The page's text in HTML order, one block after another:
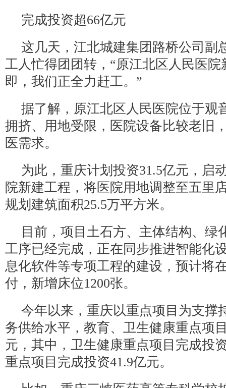
完成投资超66亿元
这几天，江北城建集团路桥公司副
工人忙得团团转，“原江北区人民医
即，我们正全力赶工。”
据了解，原江北区人民医院位于观
拥挤、用地受限，医院设备比较老旧
医需求。
为此，重庆计划投资31.5亿元，启
院新建工程，将医院用地调整至五里
规划建筑面积25.5万平方米。
目前，项目土石方、主体结构、绿
工序已经完成，正在同步推进智能化
息化软件等专项工程的建设，预计将
付，新增床位1200张。
今年以来，重庆以重点项目为支撑
务供给水平，教育、卫生健康重点项
元，其中，卫生健康重点项目完成投
重点项目完成投资41.9亿元。